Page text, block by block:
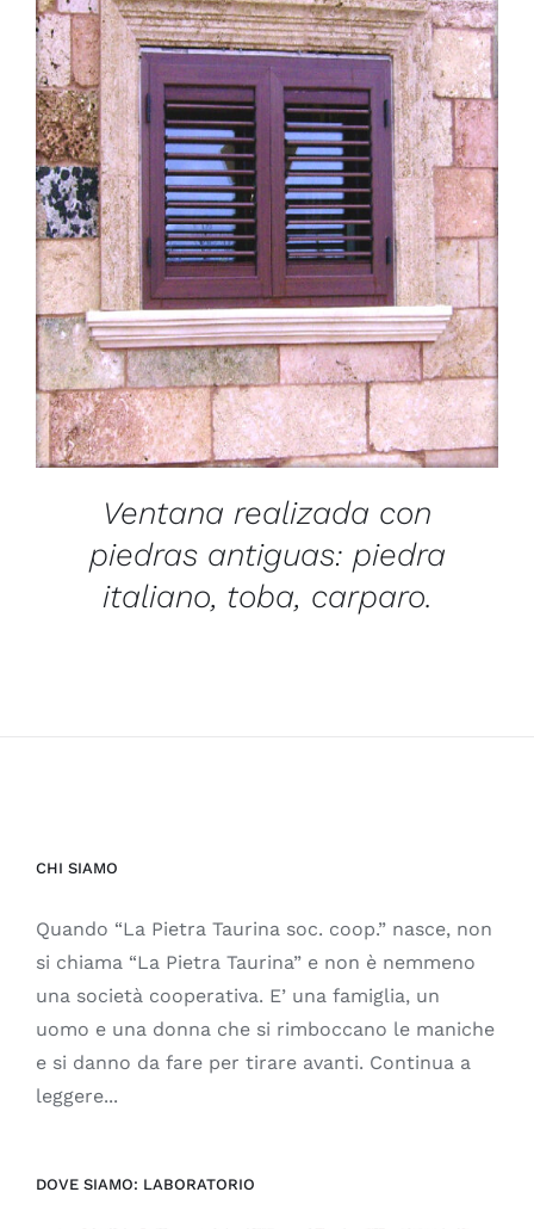
DETAILS
Ventana realizada con
piedras antiguas: piedra
italiano, toba, carparo.
CHI SIAMO
Quando “La Pietra Taurina soc. coop.” nasce, non
si chiama “La Pietra Taurina” e non è nemmeno
una società cooperativa. E’ una famiglia, un
uomo e una donna che si rimboccano le maniche
e si danno da fare per tirare avanti. Continua a
leggere...
DOVE SIAMO: LABORATORIO